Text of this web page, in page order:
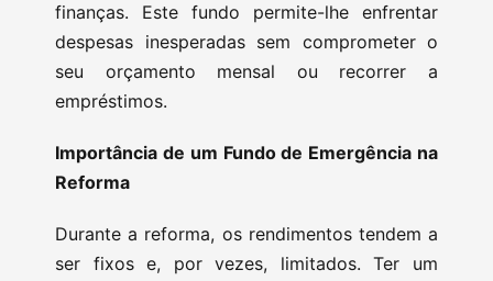
finanças. Este fundo permite-lhe enfrentar
despesas inesperadas sem comprometer o
seu orçamento mensal ou recorrer a
empréstimos.
Importância de um Fundo de Emergência na
Reforma
Durante a reforma, os rendimentos tendem a
ser fixos e, por vezes, limitados. Ter um